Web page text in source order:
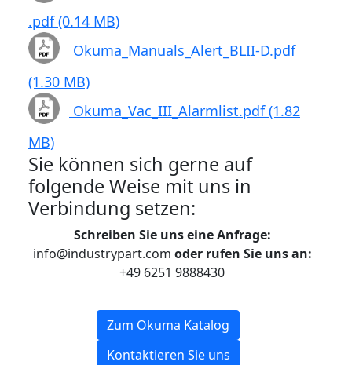
.pdf (0.14 MB)
Okuma_Manuals_Alert_BLII-D.pdf
(1.30 MB)
Okuma_Vac_III_Alarmlist.pdf (1.82
MB)
Sie können sich gerne auf
folgende Weise mit uns in
Verbindung setzen:
Schreiben Sie uns eine Anfrage:
info@industrypart.com oder rufen Sie uns an:
+49 6251 9888430
Zum Okuma Katalog
Kontaktieren Sie uns